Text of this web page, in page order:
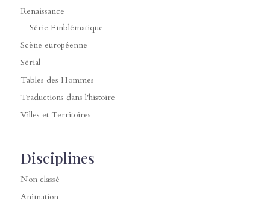
Renaissance
Série Emblématique
Scène européenne
Sérial
Tables des Hommes
Traductions dans l'histoire
Villes et Territoires
Disciplines
Non classé
Animation